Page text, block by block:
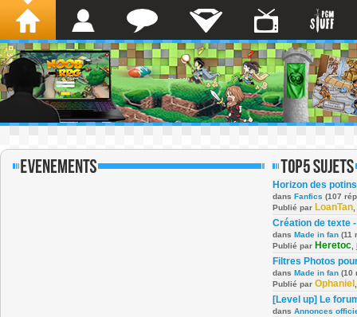
Horizon des potins
dans Fanfics (107
Publié par LoanTan
Création de texte
dans Made in fan (11
Publié par Heretoc
Filtres Photos
dans Made in fan (10
Publié par Ophaniel
[Level up] Le
dans Annonces